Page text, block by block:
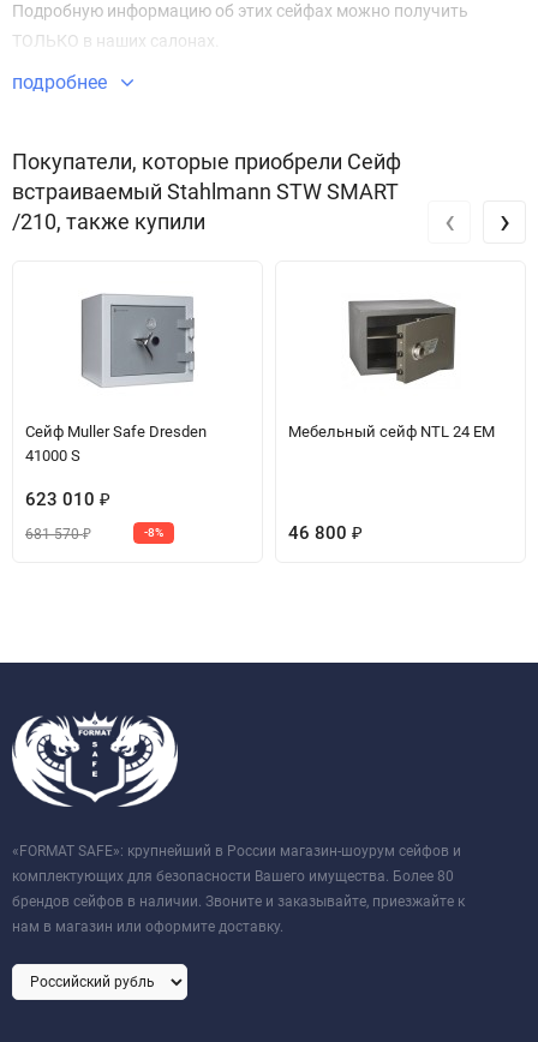
Подробную информацию об этих сейфах можно получить
ТОЛЬКО в наших салонах.
Компания «РУССЕЙФ» владеет эксклюзивными правами на
России.
подробнее
Покупатели, которые приобрели Сейф
встраиваемый Stahlmann STW SMART
/210, также купили
Сейф Muller Safe Dresden
41000 S
623 010 ₽
681 570₽ -8%
Мебельный сейф NTL 24 EM
46 800 ₽
‹ ›
«FORMAT SAFE»: крупнейший в России магазин-шоурум сейфов и
комплектующих для безопасности Вашего имущества. Более 80
брендов сейфов в наличии. Звоните и заказывайте, приезжайте к
нам в магазин или оформите доставку.